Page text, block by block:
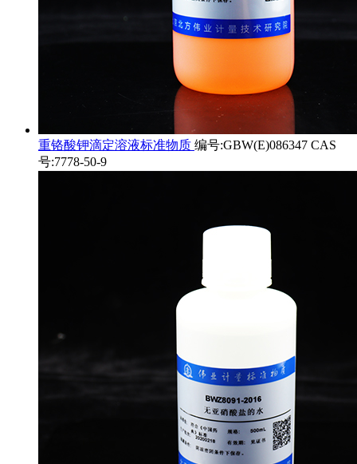
重铬酸钾滴定溶液标准物质 编号:GBW(E)086347 CAS
号:7778-50-9